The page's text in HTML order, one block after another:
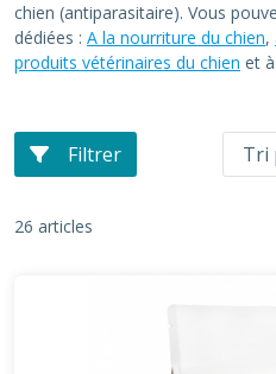
chien (antiparasitaire). Vous
dédiées : A la nourriture du chien,
produits vétérinaires du chien et à
Filtrer
26 articles